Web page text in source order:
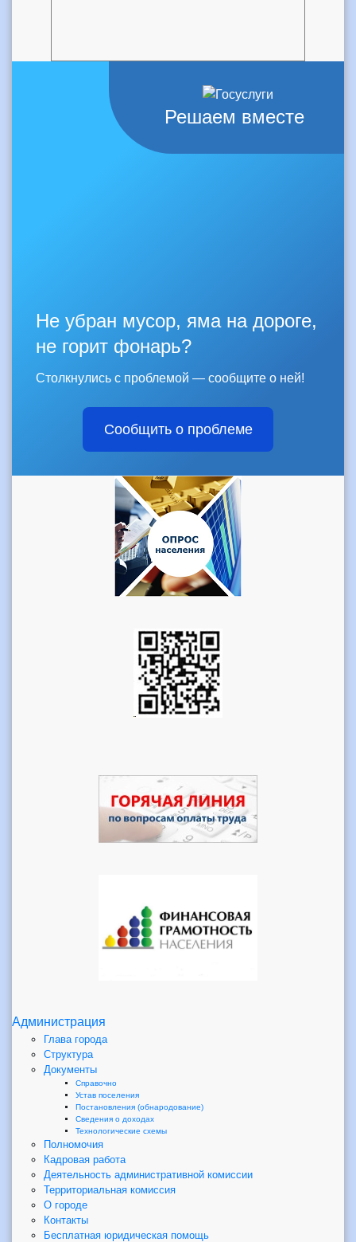
Решаем вместе
Не убран мусор, яма на дороге,
не горит фонарь?
Столкнулись с проблемой — сообщите о ней!
Сообщить о проблеме
Администрация
Глава города
Структура
Документы
Справочно
Устав поселения
Постановления (обнародование)
Сведения о доходах
Технологические схемы
Полномочия
Кадровая работа
Деятельность административной комиссии
Территориальная комиссия
О городе
Контакты
Бесплатная юридическая помощь